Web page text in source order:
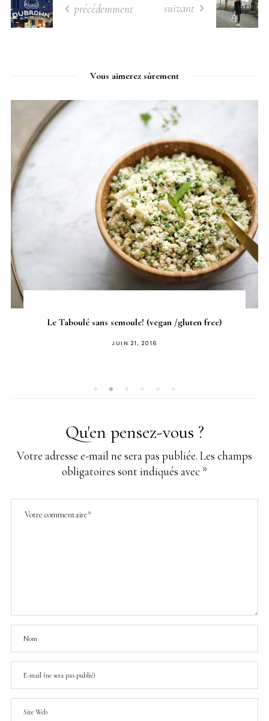
précédemment suivant
Vous aimerez sûrement
Le Taboulé sans semoule! (vegan /gluten free)
PUBLIÉ
JUIN 21, 2016
Qu'en pensez-vous ?
Votre adresse e-mail ne sera pas publiée. Les champs
obligatoires sont indiqués avec *